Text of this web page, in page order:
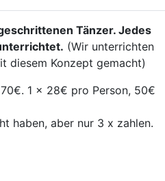
Tänzer. Jedes
(Wir unterrichten
diesem Konzept gemacht)
1 x 28€ pro Person, 50€
haben, aber nur 3 x zahlen.